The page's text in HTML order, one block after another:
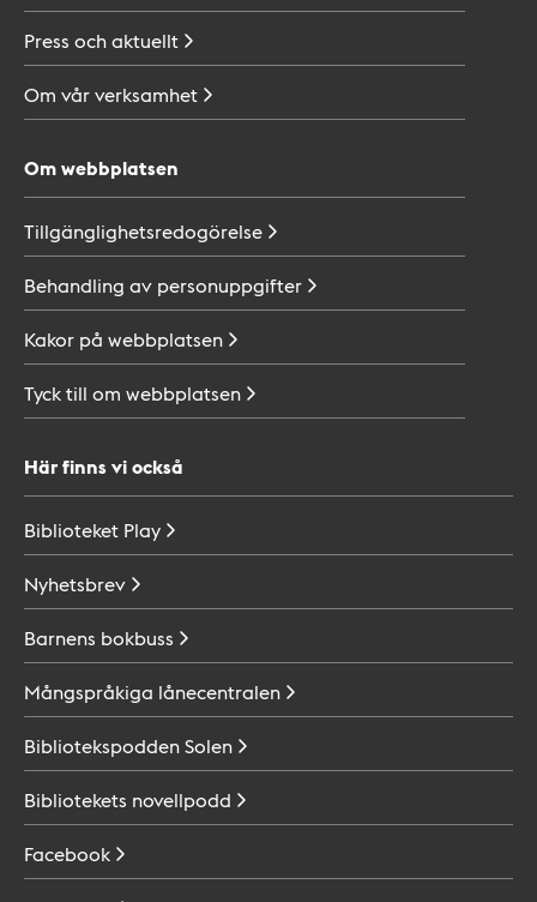
Press ochaktuellt
Om vårverksamhet
Om webbplatsen
Tillgänglighetsredogörelse
Behandling av personuppgifter
Kakor på webbplatsen
Tyck till om webbplatsen
Här finns vi också
Biblioteket Play
Nyhetsbrev
Barnens bokbuss
Mångspråkiga lånecentralen
BibliotekspoddenSolen
Bibliotekets novellpodd
Facebook